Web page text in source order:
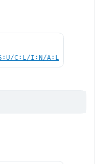
C:L/I:N/A:L